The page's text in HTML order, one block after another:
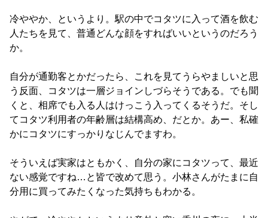
冷ややか、というより。駅の中でコタツに入って酒を飲む
人たちを見て、普通どんな顔をすればいいというのだろう
か。
自分が通勤客とかだったら、これを見てうらやましいと思
う反面、コタツは一層ジョインしづらそうである。でも聞
くと、相席でも入る人はけっこう入ってくるそうだ。そし
てコタツ利用者の年齢層は結構高め、だとか。あー、私確
かにコタツにすっかりなじんでますわ。
そういえば実家はともかく、自分の家にコタツって、最近
ない感覚ですね…と皆で改めて思う。小林さんがたまに自
分用に買ってみたくなった気持ちもわかる。